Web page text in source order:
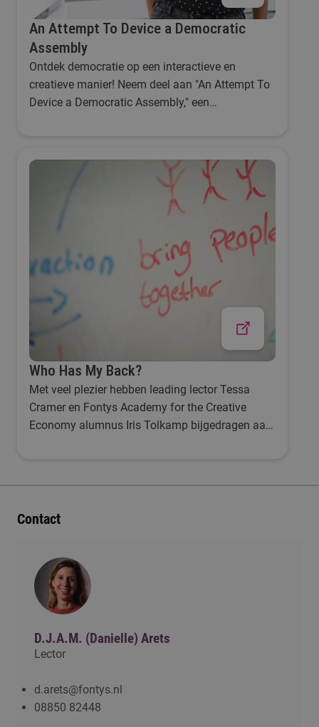
An Attempt To Device a Democratic
Assembly
Ontdek democratie op een interactieve en
creatieve manier! Neem deel aan "An Attempt To
Device a Democratic Assembly," een
Theodoridou onze opvattingen over democratie
en sociaal samenleven delen.
Who Has My Back?
Met veel plezier hebben leading lector Tessa
Cramer en Fontys Academy for the Creative
Economy alumnus Iris Tolkamp bijgedragen aan
Contact
D.J.A.M. (Danielle) Arets
Lector
d.arets@fontys.nl
08850 82448